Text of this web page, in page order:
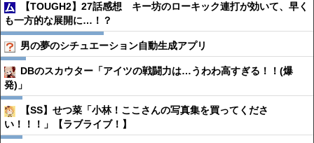
【TOUGH2】27話感想 キー坊のローキック連打が効いて、早く
も一方的な展開に…！？
男の夢のシチュエーション自動生成アプリ
DBのスカウター「アイツの戦闘力は…うわわ高すぎる！！(爆
発)」
【SS】せつ菜「小林！ここさんの写真集を買ってくださ
い！！！」【ラブライブ！】